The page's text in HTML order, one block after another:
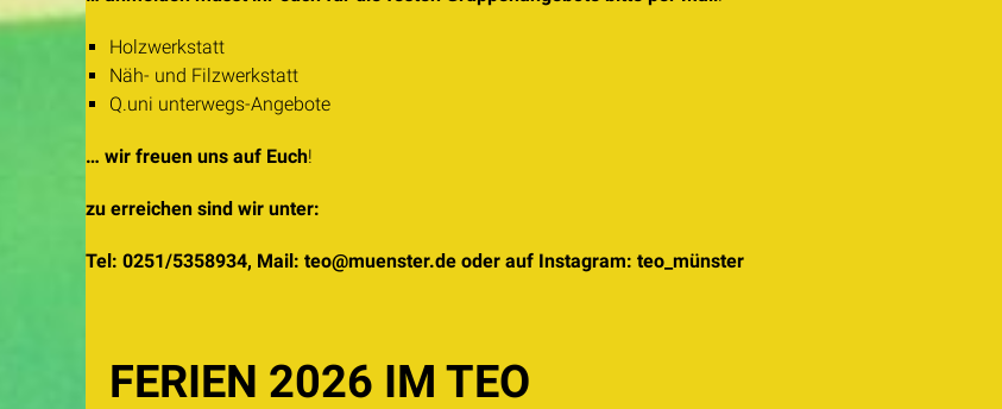
Holzwerkstatt
Näh- und Filzwerkstatt
Q.uni unterwegs-Angebote
… wir freuen uns auf Euch!
zu erreichen sind wir unter:
Tel: 0251/5358934, Mail: teo@muenster.de oder auf Instagram: teo_münster
FERIEN 2026 IM TEO